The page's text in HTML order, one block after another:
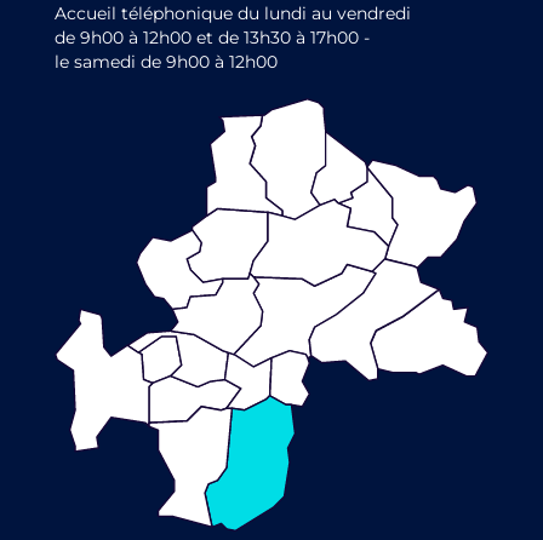
Accueil téléphonique du lundi au vendredi
de 9h00 à 12h00 et de 13h30 à 17h00 -
le samedi de 9h00 à 12h00